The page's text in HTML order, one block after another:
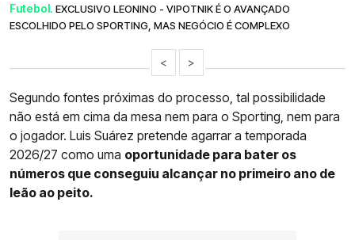
Futebol. EXCLUSIVO LEONINO - VIPOTNIK É O AVANÇADO
ESCOLHIDO PELO SPORTING, MAS NEGÓCIO É COMPLEXO
< >
Segundo fontes próximas do processo, tal possibilidade
não está em cima da mesa nem para o Sporting, nem para
o jogador. Luis Suárez pretende agarrar a temporada
2026/27 como uma oportunidade para bater os
números que conseguiu alcançar no primeiro ano de
leão ao peito.